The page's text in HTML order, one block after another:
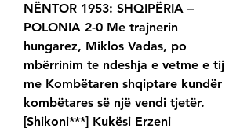
NËNTOR 1953: SHQIPËRIA –
POLONIA 2-0 Me trajnerin
hungarez, Miklos Vadas, po
mbërrinim te ndeshja e vetme e tij
me Kombëtaren shqiptare kundër
kombëtares së një vendi tjetër.
[Shikoni***] Kukësi Erzeni